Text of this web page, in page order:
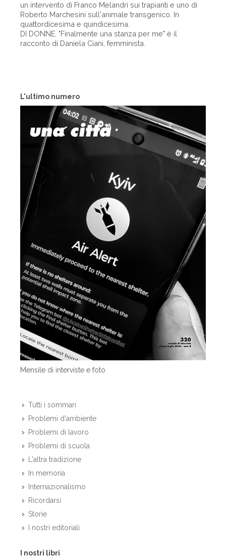
L'ultimo numero
Mensile di interviste e foto
Tutti i sommari
Problemi d'ambiente
Problemi di lavoro
Problemi di scuola
L'altra tradizione
In memoria
Internazionalismo
Ricordarsi
Storie
I nostri editoriali
I nostri libri
un intervento di Franco Melandri sui trapianti e uno di
Roberto Marchesini sull'animale transgenico. In
quattordicesima e quindicesima.
DI DONNE. "Finalmente una stanza per me" è il
racconto di Daniela Ciani, femminista.